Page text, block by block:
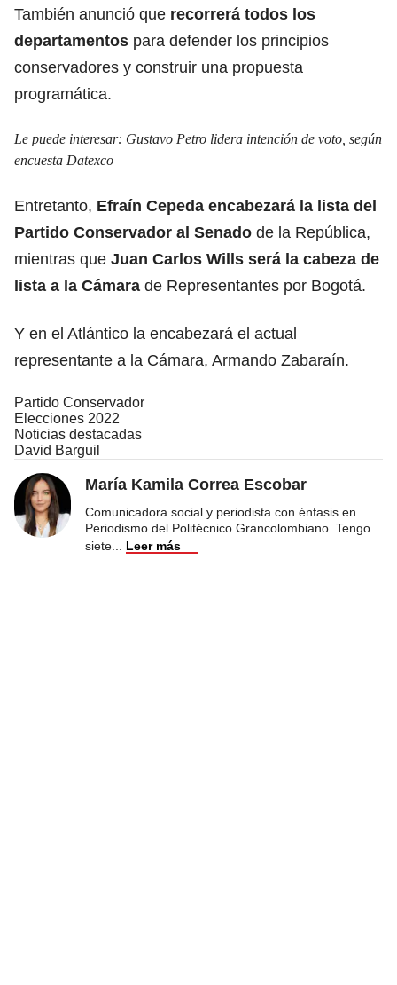
También anunció que recorrerá todos los
departamentos para defender los principios
conservadores y construir una propuesta
programática.
Le puede interesar: Gustavo Petro lidera intención de voto, según
encuesta Datexco
Entretanto, Efraín Cepeda encabezará la lista del
Partido Conservador al Senado de la República,
mientras que Juan Carlos Wills será la cabeza de
lista a la Cámara de Representantes por Bogotá.
Y en el Atlántico la encabezará el actual
representante a la Cámara, Armando Zabaraín.
Partido Conservador
Elecciones 2022
Noticias destacadas
David Barguil
María Kamila Correa Escobar
Comunicadora social y periodista con énfasis en
Periodismo del Politécnico Grancolombiano. Tengo
siete
Leer más